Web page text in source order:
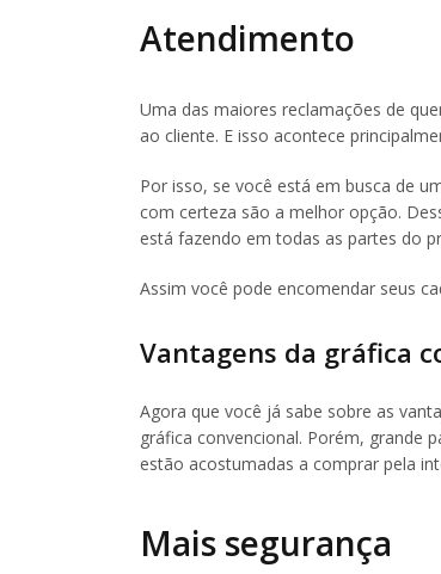
Atendimento
Uma das maiores reclamações de
ao cliente. E isso acontece
Por isso, se você está em busca de
com certeza são a melhor opção.
está fazendo em todas as partes do
Assim você pode encomendar seus
Vantagens da gráfica
Agora que você já sabe sobre as
gráfica convencional. Porém, grande
estão acostumadas a comprar pela
Mais segurança